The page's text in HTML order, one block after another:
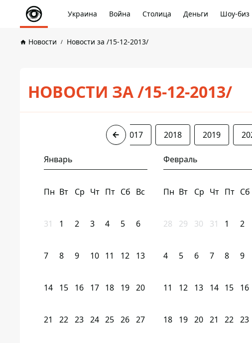
Украина Война Столица Деньги Шоу-биз
Новости Новости за /15-12-2013/
НОВОСТИ ЗА /15-12-2013/
2017 2018 2019
Январь
Пн Вт Ср Чт Пт Сб Вс
31 1 2 3 4 5 6
7 8 9 10 11 12 13
14 15 16 17 18 19 20
21 22 23 24 25 26 27
Февраль
Пн Вт Ср Чт Пт Сб
28 29 30 31 1 2
4 5 6 7 8 9
11 12 13 14 15 16
18 19 20 21 22 23